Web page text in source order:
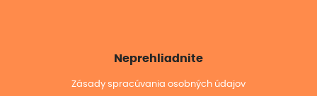
Neprehliadnite
Zásady spracúvania osobných údajov